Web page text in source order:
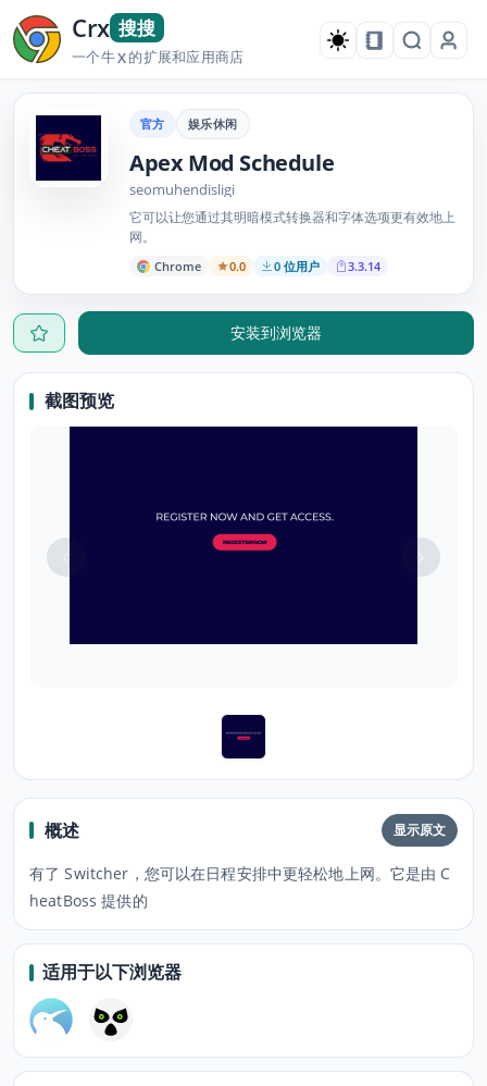
Crx 搜搜
一个牛X的扩展和应用商店
官方 娱乐休闲
Apex Mod Schedule
seomuhendisligi
它可以让您通过其明暗模式转换器和字体选项更有效地上
网。
Chrome 0.0 0 位用户 3.3.14
安装到浏览器
截图预览
概述 显示原文
有了 Switcher，您可以在日程安排中更轻松地上网。它是由 C
heatBoss 提供的
适用于以下浏览器